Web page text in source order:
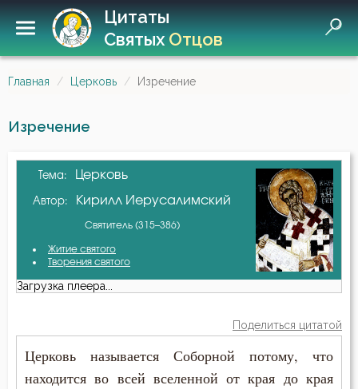
Цитаты
СвятыхОтцов
Главная Церковь Изречение
Изречение
Тема: Церковь
Автор: Кирилл Иерусалимский
Святитель (315–386)
Житие святого
Творения святого
Загрузка плеера...
Поделиться цитатой
Церковь называется Соборной потому, что
находится во всей вселенной от края до края